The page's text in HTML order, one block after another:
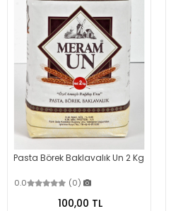
Pasta Börek Baklavalık Un 2 Kg
0.0 (0)
100,00 TL